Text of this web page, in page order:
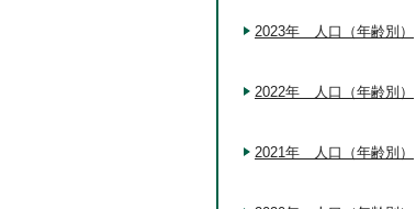
2023年 人口（年齢別）
2022年 人口（年齢別）
2021年 人口（年齢別）